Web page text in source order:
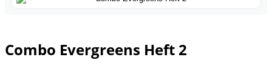
Combo Evergreens Heft 2